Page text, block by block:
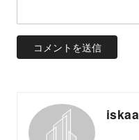
iskaa